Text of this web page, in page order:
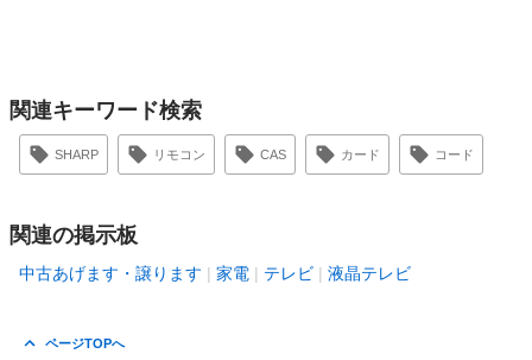
関連キーワード検索
SHARP リモコン CAS カード コード
関連の掲示板
中古あげます・譲ります 家電 テレビ 液晶テレビ
ページTOPへ